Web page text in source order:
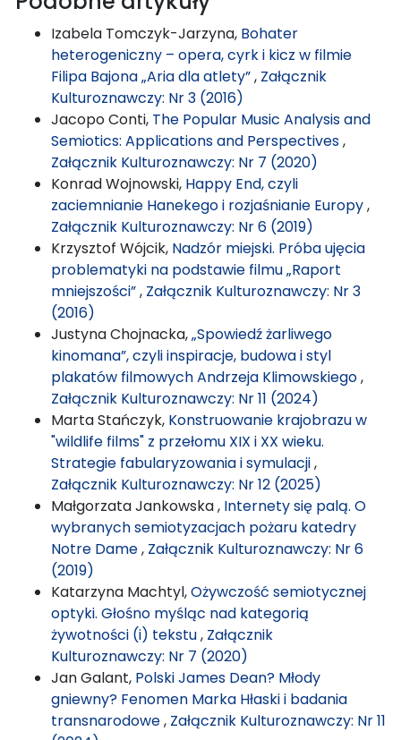
Izabela Tomczyk-Jarzyna, Bohater
heterogeniczny – opera, cyrk i kicz w filmie
Filipa Bajona „Aria dla atlety”, Załącznik
Kulturoznawczy: Nr 3 (2016)
Jacopo Conti, The Popular Music Analysis and
Semiotics: Applications and Perspectives,
Załącznik Kulturoznawczy: Nr 7 (2020)
Konrad Wojnowski, Happy End, czyli
zaciemnianie Hanekego i rozjaśnianie Europy,
Załącznik Kulturoznawczy: Nr 6 (2019)
Krzysztof Wójcik, Nadzór miejski. Próba ujęcia
problematyki na podstawie filmu „Raport
mniejszości”, Załącznik Kulturoznawczy: Nr 3
(2016)
Justyna Chojnacka,„Spowiedź żarliwego
kinomana”, czyli inspiracje, budowa i styl
plakatów filmowych Andrzeja Klimowskiego,
Załącznik Kulturoznawczy: Nr 11 (2024)
Marta Stańczyk, Konstruowanie krajobrazu w
"wildlife films" z przełomu XIX i XX wieku.
Strategie fabularyzowania i symulacji,
Załącznik Kulturoznawczy: Nr 12 (2025)
Małgorzata Jankowska , Internety się palą. O
wybranych semiotyzacjach pożaru katedry
Notre Dame, Załącznik Kulturoznawczy: Nr 6
(2019)
Katarzyna Machtyl,Ożywczość semiotycznej
optyki. Głośno myśląc nad kategorią
żywotności (i) tekstu, Załącznik
Kulturoznawczy: Nr 7 (2020)
Jan Galant, Polski James Dean? Młody
gniewny? Fenomen Marka Hłaski i badania
transnarodowe, Załącznik Kulturoznawczy: Nr 11